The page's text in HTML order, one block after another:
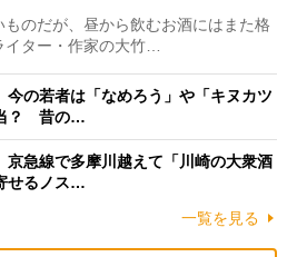
のだが、昼から飲むお酒にはまた格
ター・作家の大竹…
今の若者は「なめろう」や「キヌカツ
？ 昔の…
京急線で多摩川越えて「川崎の大衆酒
せるノス…
一覧を見る